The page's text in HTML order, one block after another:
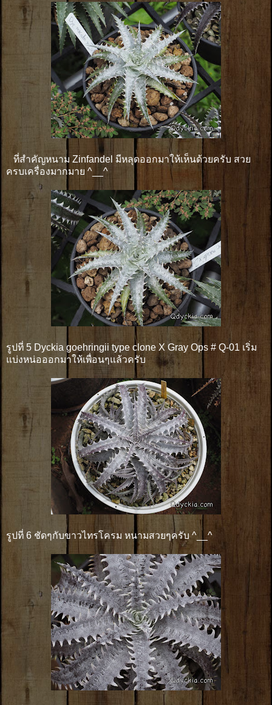
ที่สำคัญหนาม Zinfandel มีหลุดออกมาให้เห็นด้วยครับ สวย
ครบเครื่องมากมาย ^__^
รูปที่ 5 Dyckia goehringii type clone X Gray Ops # Q-01 เริ่ม
แบ่งหน่อออกมาให้เพื่อนๆแล้วครับ
รูปที่ 6 ชัดๆกับขาวไทรโครม หนามสวยๆครับ ^__^